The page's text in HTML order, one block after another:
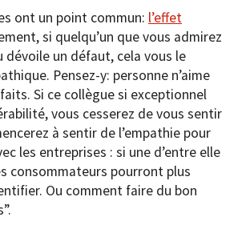
ont un point commun: l’effet
si quelqu’un que vous admirez
dévoile un défaut, cela vous le
Pensez-y: personne n’aime
Si ce collègue si exceptionnel
vous cesserez de vous sentir
à sentir de l’empathie pour
les entreprises : si une d’entre elle
consommateurs pourront plus
Ou comment faire du bon